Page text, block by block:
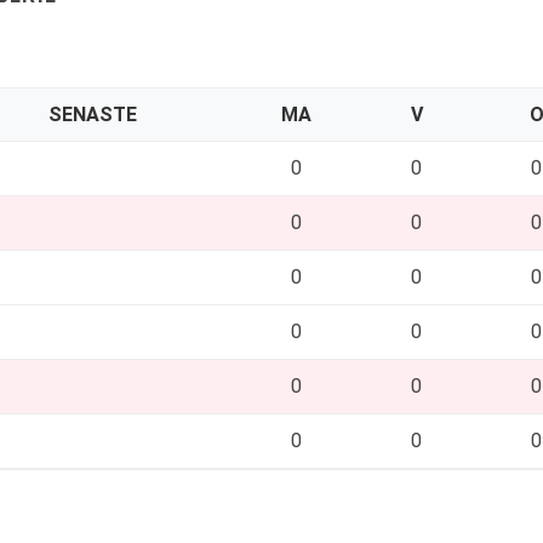
SENASTE MA V O
0 0 0
0 0 0
0 0 0
0 0 0
0 0 0
0 0 0